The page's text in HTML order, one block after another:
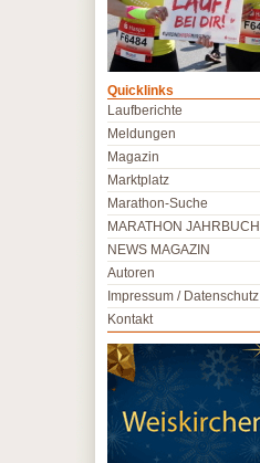
Quicklinks
Laufberichte
Meldungen
Magazin
Marktplatz
Marathon-Suche
MARATHON JAHRBUCH
NEWS MAGAZIN
Autoren
Impressum / Datenschutz
Kontakt